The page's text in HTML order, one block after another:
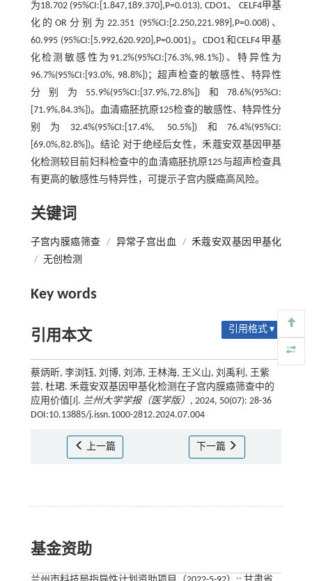
为18.702 (95%CI:[1.847,189.370],P=0.013), CDO1、 CELF4甲基
化的OR分别为22.351 (95%CI:[2.250,221.989],P=0.008)、
60.995 (95%CI:[5.992,620.920],P=0.001)。CDO1和CELF4甲基
化检测敏感性为91.2%(95%CI:[76.3%,98.1%])、特异性为
96.7%(95%CI:[93.0%, 98.8%])；超声检查的敏感性、特异性
分别为55.9%(95%CI:[37.9%,72.8%])和78.6%(95%CI:
[71.9%,84.3%])。血清癌胚抗原125检查的敏感性、特异性分
别为32.4%(95%CI:[17.4%, 50.5%])和76.4%(95%CI:
[69.0%,82.8%])。结论 对于绝经后女性，禾蔻安双基因甲基
化检测较目前妇科检查中的血清癌胚抗原125与超声检查具
有更高的敏感性与特异性，可提示子宫内膜癌高风险。
关键词
子宫内膜癌筛查 / 异常子宫出血 / 禾蔻安双基因甲基化
/ 无创检测
Key words
引用本文 引用格式 ▾
蔡炳昕, 李浏钰, 刘博, 刘沛, 王林海, 王义山, 刘禹利, 王紫
芸, 杜珺. 禾蔻安双基因甲基化检测在子宫内膜癌筛查中的
应用价值[J]. 兰州大学学报（医学版） , 2024, 50(07): 28-36
DOI:10.13885/j.issn.1000-2812.2024.07.004
上一篇 下一篇
基金资助